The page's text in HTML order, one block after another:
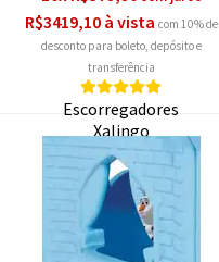
R$3419,10 à vista com 10% de
desconto
Escorregadores
Xalingo